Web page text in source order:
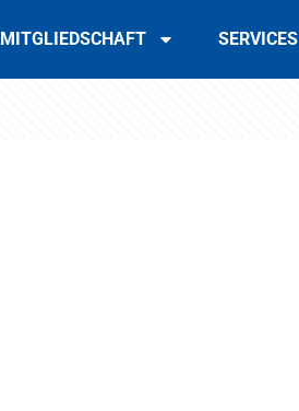
MITGLIEDSCHAFT SERVICES